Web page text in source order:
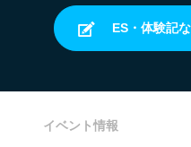
ES・体験記
イベント情報